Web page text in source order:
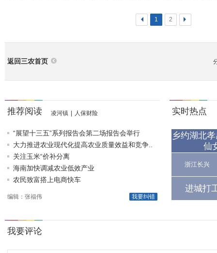
< 1 2 >
返回三农首页
推荐阅读 凌河镇 人保财险
“展望十三五”系列报告会第二场报告会举行
大力推进农业现代化提高农业质量效益和竞争..
关注玉米“价补分离
海南加快调减农业低效产业
农民致富搭上电商快车
我要纠错
编辑：张福伟
实时热点
乡约湖北
仙
浙江长兴
进城打